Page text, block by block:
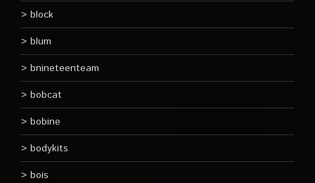
block
blum
bnineteenteam
bobcat
bobine
bodykits
bois